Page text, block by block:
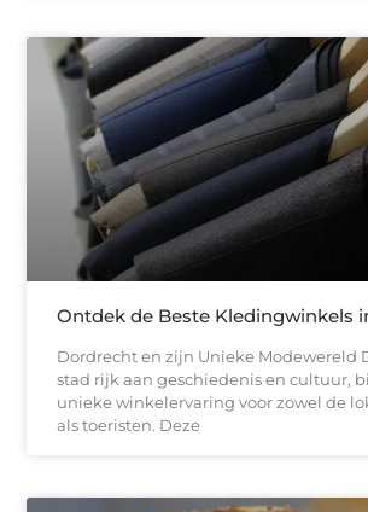
Ontdek de Beste Kledingwinkels
Dordrecht en zijn Unieke Modewereld
stad rijk aan geschiedenis en cultuur,
unieke winkelervaring voor zowel de
als toeristen. Deze